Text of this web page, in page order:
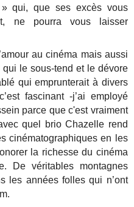
qui, que ses excès vous
ne pourra vous laisser
au cinéma mais aussi
le sous-tend et le dévore
qui emprunterait à divers
fascinant -j’ai employé
parce que c'est vraiment
quel brio Chazelle rend
cinématographiques en les
la richesse du cinéma
De véritables montagnes
les années folles qui n’ont